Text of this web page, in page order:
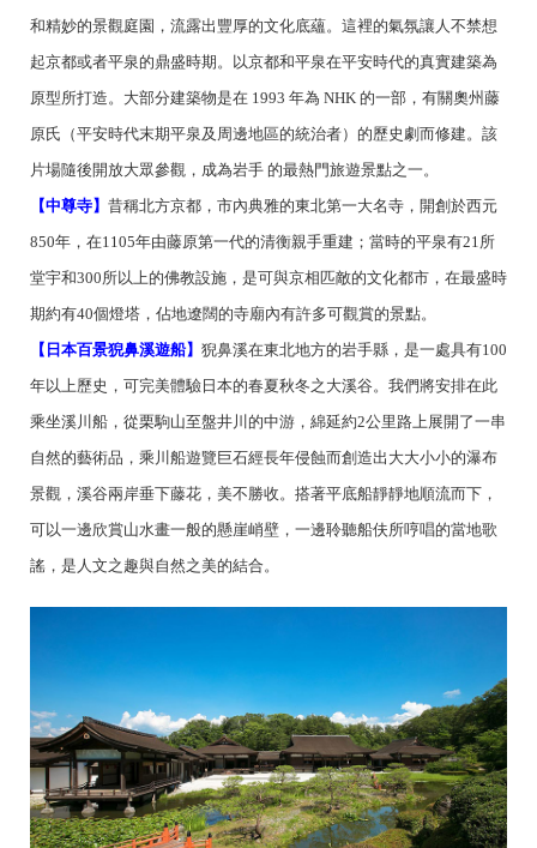
和精妙的景觀庭園，流露出豐厚的文化底蘊。這裡的氣氛讓人不禁想
起京都或者平泉的鼎盛時期。以京都和平泉在平安時代的真實建築為
原型所打造。大部分建築物是在 1993 年為 NHK 的一部，有關奧州藤
原氏（平安時代末期平泉及周邊地區的統治者）的歷史劇而修建。該
片場隨後開放大眾參觀，成為岩手 的最熱門旅遊景點之一。
【中尊寺】 昔稱北方京都，市內典雅的東北第一大名寺，開創於西元
850年，在1105年由藤原第一代的清衡親手重建；當時的平泉有21所
堂宇和300所以上的佛教設施，是可與京相匹敵的文化都市，在最盛時
期約有40個燈塔，佔地遼闊的寺廟內有許多可觀賞的景點。
【日本百景猊鼻溪遊船】 猊鼻溪在東北地方的岩手縣，是一處具有100
年以上歷史，可完美體驗日本的春夏秋冬之大溪谷。我們將安排在此
乘坐溪川船，從栗駒山至盤井川的中游，綿延約2公里路上展開了一串
自然的藝術品，乘川船遊覽巨石經長年侵蝕而創造出大大小小的瀑布
景觀，溪谷兩岸垂下藤花，美不勝收。搭著平底船靜靜地順流而下，
可以一邊欣賞山水畫一般的懸崖峭壁，一邊聆聽船伕所哼唱的當地歌
謠，是人文之趣與自然之美的結合。